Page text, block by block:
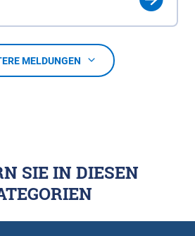
MELDUNGEN
SIE IN DIESEN